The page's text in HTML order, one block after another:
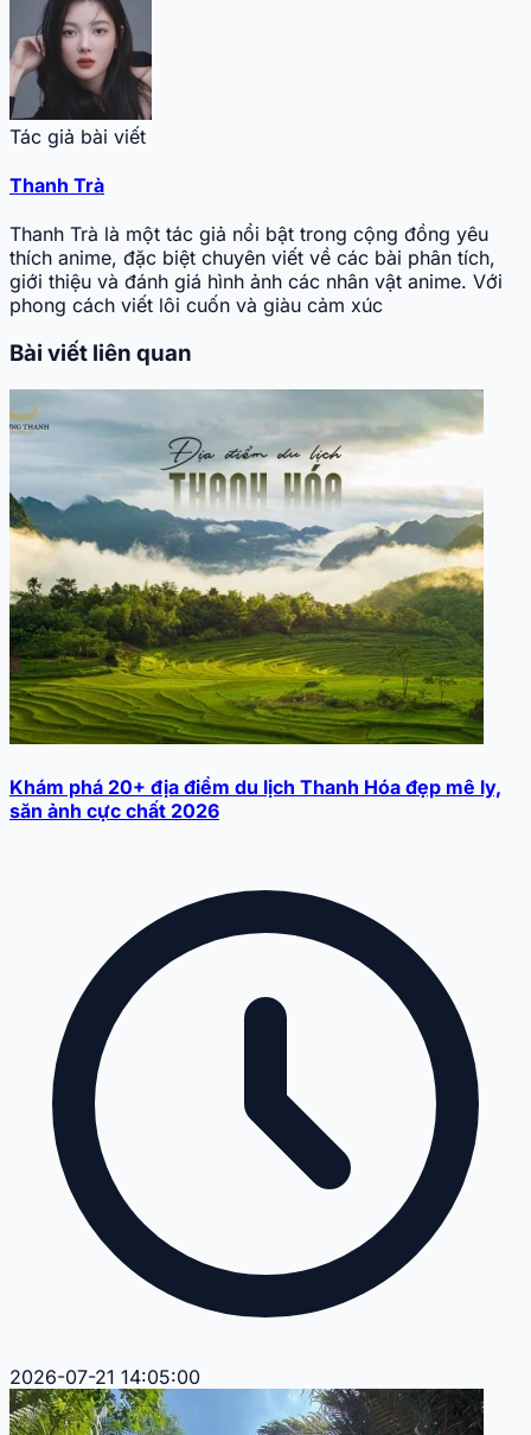
Tác giả bài viết
Thanh Trà
Thanh Trà là một tác giả nổi bật trong cộng đồng yêu
thích anime, đặc biệt chuyên viết về các bài phân tích,
giới thiệu và đánh giá hình ảnh các nhân vật anime. Với
phong cách viết lôi cuốn và giàu cảm xúc
Bài viết liên quan
Khám phá 20+ địa điểm du lịch Thanh Hóa đẹp mê ly,
săn ảnh cực chất 2026
2026-07-21 14:05:00